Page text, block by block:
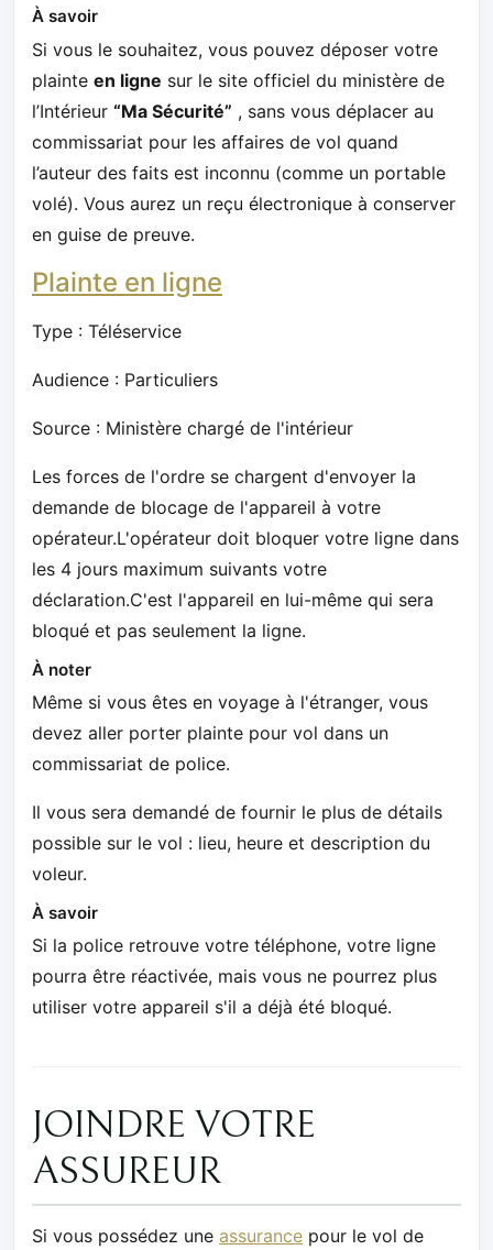
À savoir
Si vous le souhaitez, vous pouvez déposer votre
plainte en ligne sur le site officiel du ministère de
l’Intérieur “Ma Sécurité” , sans vous déplacer au
commissariat pour les affaires de vol quand
l’auteur des faits est inconnu (comme un portable
volé). Vous aurez un reçu électronique à conserver
en guise de preuve.
Plainte en ligne
Type : Téléservice
Audience : Particuliers
Source : Ministère chargé de l'intérieur
Les forces de l'ordre se chargent d'envoyer la
demande de blocage de l'appareil à votre
opérateur.L'opérateur doit bloquer votre ligne dans
les 4 jours maximum suivants votre
déclaration.C'est l'appareil en lui-même qui sera
bloqué et pas seulement la ligne.
À noter
Même si vous êtes en voyage à l'étranger, vous
devez aller porter plainte pour vol dans un
commissariat de police.
Il vous sera demandé de fournir le plus de détails
possible sur le vol : lieu, heure et description du
voleur.
À savoir
Si la police retrouve votre téléphone, votre ligne
pourra être réactivée, mais vous ne pourrez plus
utiliser votre appareil s'il a déjà été bloqué.
JOINDRE VOTRE
ASSUREUR
Si vous possédez une assurance pour le vol de